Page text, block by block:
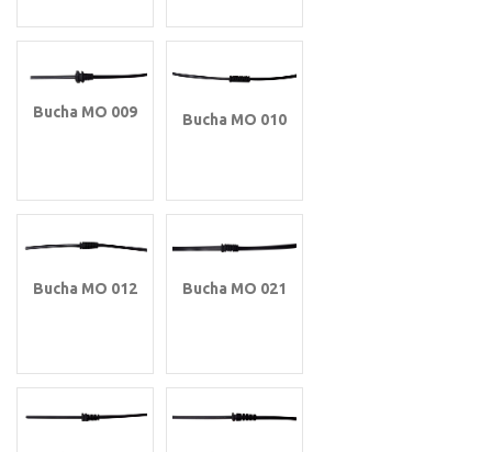
Bucha MO 009 Bucha MO 010
Bucha MO 012 Bucha MO 021